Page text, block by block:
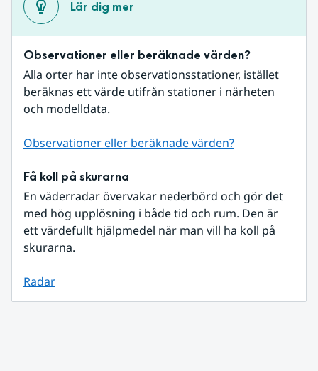
Lär dig mer
Observationer eller beräknade värden?
Alla orter har inte observationsstationer, istället
beräknas ett värde utifrån stationer i närheten
och modelldata.
Observationer eller beräknade värden?
Få koll på skurarna
En väderradar övervakar nederbörd och gör det
med hög upplösning i både tid och rum. Den är
ett värdefullt hjälpmedel när man vill ha koll på
skurarna.
Radar